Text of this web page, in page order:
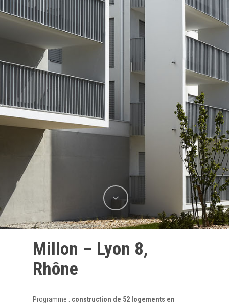
Millon – Lyon 8,
Rhône
Programme : construction de 52 logements en